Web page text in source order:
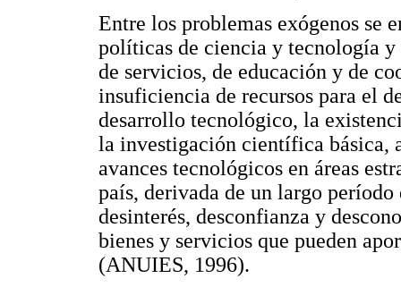
Entre los problemas exógenos se
políticas de ciencia y tecnología
de servicios, de educación y de
insuficiencia de recursos para el
desarrollo tecnológico, la
la investigación científica básica,
avances tecnológicos en áreas
país, derivada de un largo
desinterés, desconfianza y
bienes y servicios que pueden
(ANUIES, 1996).